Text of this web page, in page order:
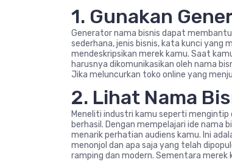
1. Gunakan
Generator nama bisnis dapat
sederhana, jenis bisnis, kata kunci yang
mendeskripsikan merek kamu. Saat
harusnya dikomunikasikan oleh nama
Jika meluncurkan toko online yang
2. Lihat Nama
Meneliti industri kamu seperti mengintip
berhasil. Dengan mempelajari ide nama
menarik perhatian audiens kamu. Ini
menonjol dan apa saja yang telah
ramping dan modern. Sementara